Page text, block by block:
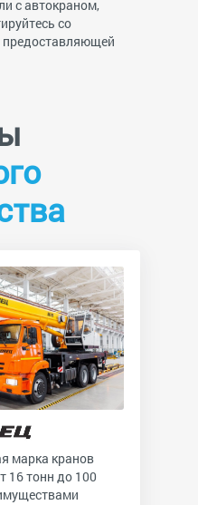
с автокраном,
со
предоставляющей
марка кранов
16 тонн до 100